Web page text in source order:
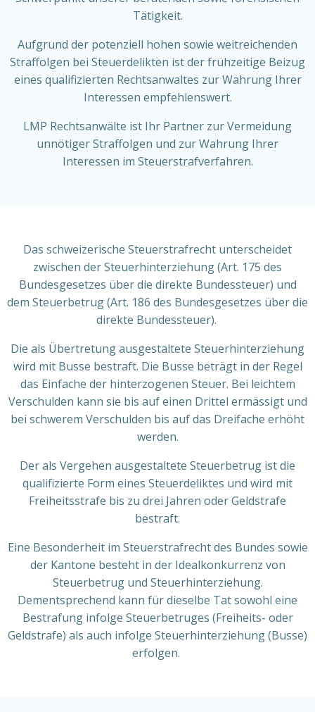
Tätigkeit.
Aufgrund der potenziell hohen sowie weitreichenden
Straffolgen bei Steuerdelikten ist der frühzeitige Beizug
eines qualifizierten Rechtsanwaltes zur Wahrung Ihrer
Interessen empfehlenswert.
LMP Rechtsanwälte ist Ihr Partner zur Vermeidung
unnötiger Straffolgen und zur Wahrung Ihrer
Interessen im Steuerstrafverfahren.
Das schweizerische Steuerstrafrecht unterscheidet
zwischen der Steuerhinterziehung (Art. 175 des
Bundesgesetzes über die direkte Bundessteuer) und
dem Steuerbetrug (Art. 186 des Bundesgesetzes über die
direkte Bundessteuer).
Die als Übertretung ausgestaltete Steuerhinterziehung
wird mit Busse bestraft. Die Busse beträgt in der Regel
das Einfache der hinterzogenen Steuer. Bei leichtem
Verschulden kann sie bis auf einen Drittel ermässigt und
bei schwerem Verschulden bis auf das Dreifache erhöht
werden.
Der als Vergehen ausgestaltete Steuerbetrug ist die
qualifizierte Form eines Steuerdeliktes und wird mit
Freiheitsstrafe bis zu drei Jahren oder Geldstrafe
bestraft.
Eine Besonderheit im Steuerstrafrecht des Bundes sowie
der Kantone besteht in der Idealkonkurrenz von
Steuerbetrug und Steuerhinterziehung.
Dementsprechend kann für dieselbe Tat sowohl eine
Bestrafung infolge Steuerbetruges (Freiheits- oder
Geldstrafe) als auch infolge Steuerhinterziehung (Busse)
erfolgen.